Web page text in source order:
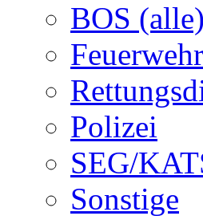
BOS (alle)
Feuerwehr
Polizei
SEG/
Sonstige